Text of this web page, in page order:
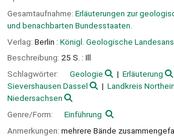
Gesamtaufnahme: Erläuterungen zur
und benachbarten Bundesstaaten.
Verlag: Berlin : Königl. Geologische
Beschreibung: 25 S. : Ill
Schlagwörter:
Geologie
Erläuterung
Sievershausen Dassel
Landkreis
Niedersachsen
Genre/Form:
Einführung
Anmerkungen: mehrere Bände